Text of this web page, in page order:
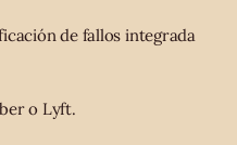
de fallos integrada
o Lyft.